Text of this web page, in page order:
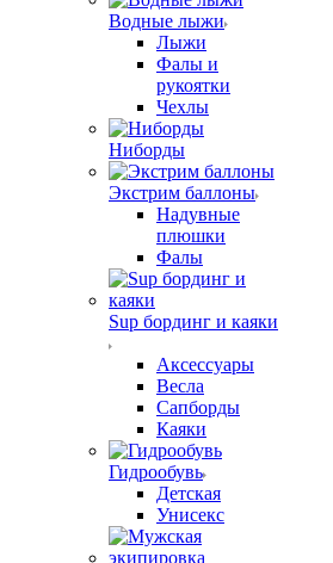
Водные лыжи
Лыжи
Фалы и
рукоятки
Чехлы
Ниборды
Экстрим баллоны
Надувные
плюшки
Фалы
Sup бординг и каяки
Аксессуары
Весла
Сапборды
Каяки
Гидрообувь
Детская
Унисекс